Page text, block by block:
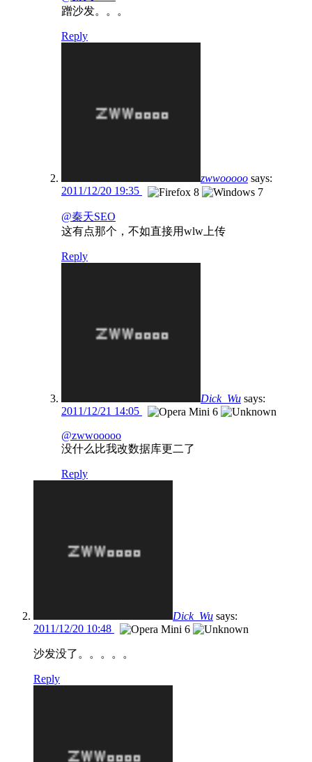
蹭沙发。。。
Reply
zwwooooo says:
2011/12/20 19:35
@秦天SEO
这有点那个，不如直接用wlw上传
Reply
Dick_Wu says:
2011/12/21 14:05
@zwwooooo
没什么比我改数据库更二了
Reply
Dick_Wu says:
2011/12/20 10:48
沙发没了。。。。。
Reply